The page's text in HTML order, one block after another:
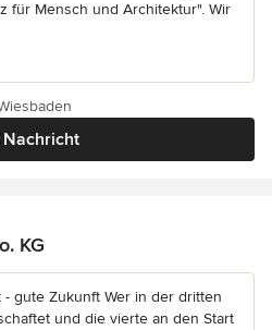
für Mensch und Architektur". Wir
Nachricht
KG
gute Zukunft Wer in der dritten
und die vierte an den Start